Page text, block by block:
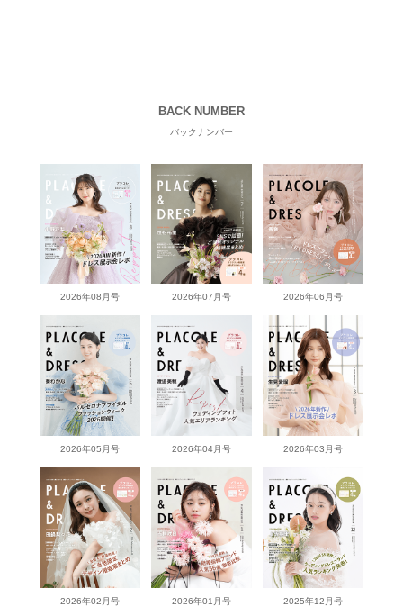
BACK NUMBER
バックナンバー
2026年08月号 2026年07月号 2026年06月号
2026年05月号 2026年04月号 2026年03月号
2026年02月号 2026年01月号 2025年12月号